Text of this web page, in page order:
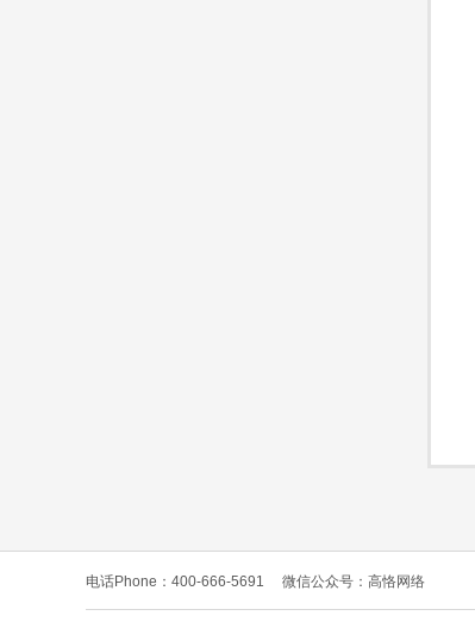
电话Phone：400-666-5691 微信公众号：高恪网络